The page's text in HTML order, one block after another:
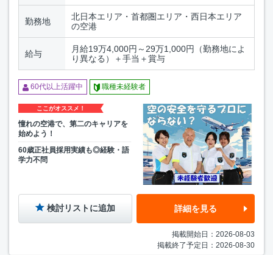
勤務地
北日本エリア・首都圏エリア・西日本エリア
の空港
給与
月給19万4,000円～29万1,000円（勤務地によ
り異なる）＋手当＋賞与
60代以上活躍中 職種未経験者
ここがオススメ！
憧れの空港で、第二のキャリアを
始めよう！
60歳正社員採用実績も◎経験・語
学力不問
検討リストに追加 詳細を見る
掲載開始日：2026-08-03
掲載終了予定日：2026-08-30